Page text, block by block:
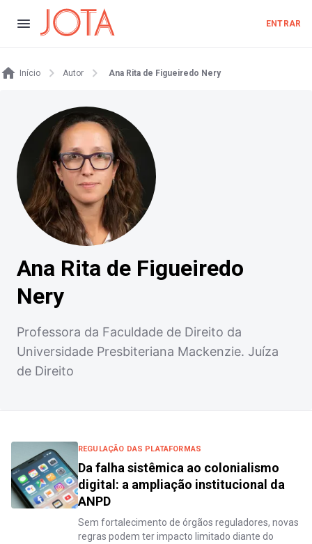
ENTRAR
Início Autor Ana Rita de Figueiredo Nery
Ana Rita de Figueiredo
Nery
Professora da Faculdade de Direito da
Universidade Presbiteriana Mackenzie. Juíza
de Direito
REGULAÇÃO DAS PLATAFORMAS
Da falha sistêmica ao colonialismo
digital: a ampliação institucional da
ANPD
Sem fortalecimento de órgãos reguladores, novas
regras podem ter impacto limitado diante do